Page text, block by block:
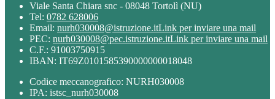
Viale Santa Chiara snc - 08048 Tortolì (NU)
Tel: 0782 628006
Email: nurh030008@istruzione.itLink per inviare una mail
PEC: nurh030008@pec.istruzione.itLink per inviare una mail
C.F.: 91003750915
IBAN: IT69Z0101585390000000018048
Codice meccanografico: NURH030008
IPA: istsc_nurh030008